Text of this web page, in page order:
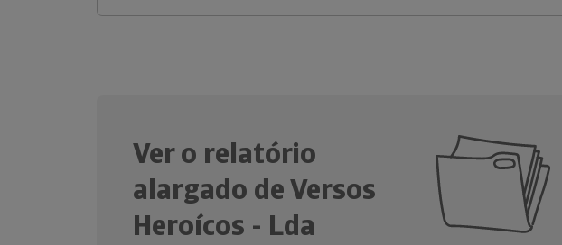
Ver o relatório
alargado de Versos
Heroícos - Lda